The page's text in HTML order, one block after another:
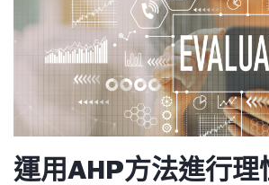
運用AHP方法進行理